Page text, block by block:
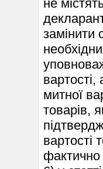
не
замінити
митної
товарів,
вартості
фактично